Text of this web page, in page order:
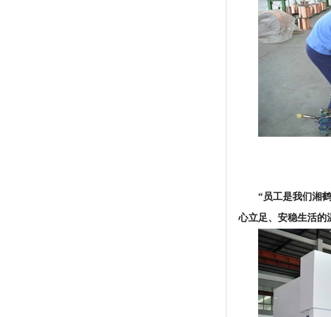
“员工是我们湘
心立足、安稳生活的